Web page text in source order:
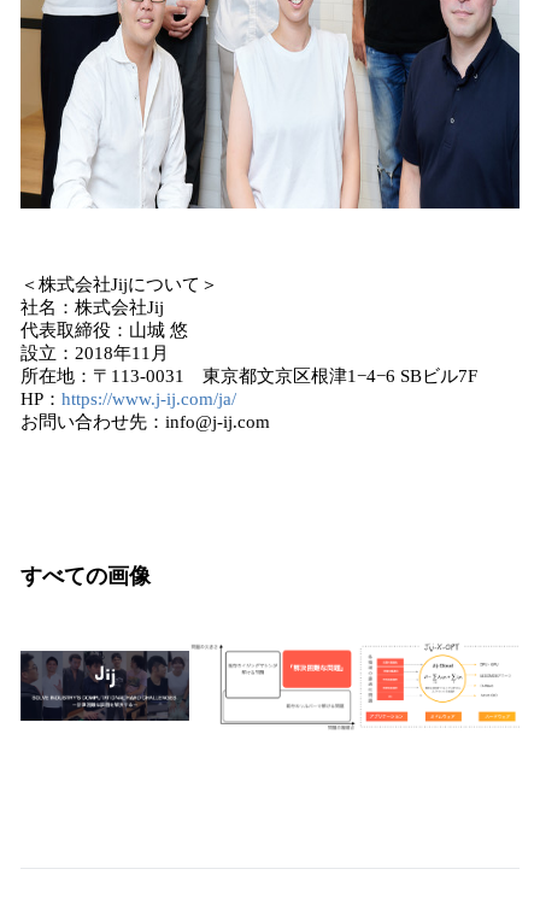
＜株式会社Jijについて＞
社名：株式会社Jij
代表取締役：山城 悠
設立：2018年11月
所在地：〒113-0031 東京都文京区根津1−4−6 SBビル7F
HP： https://www.j-ij.com/ja/
お問い合わせ先：info@j-ij.com
すべての画像